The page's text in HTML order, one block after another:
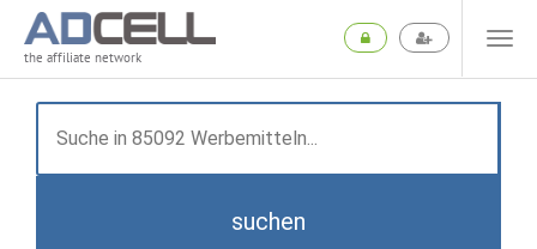
the affiliate network
suchen